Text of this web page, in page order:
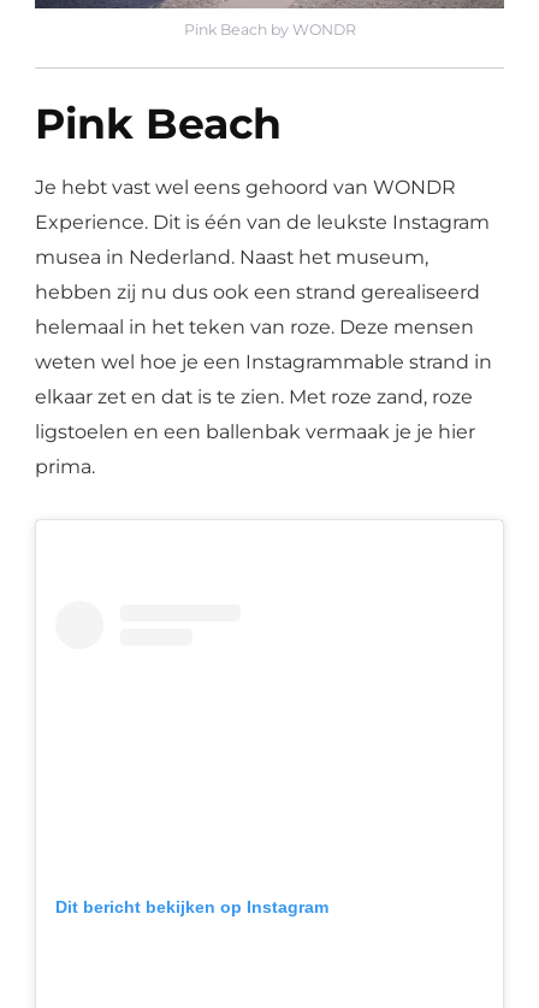
Pink Beach by WONDR
Pink Beach
Je hebt vast wel eens gehoord van WONDR
Experience. Dit is één van de leukste Instagram
musea in Nederland. Naast het museum,
hebben zij nu dus ook een strand gerealiseerd
helemaal in het teken van roze. Deze mensen
weten wel hoe je een Instagrammable strand in
elkaar zet en dat is te zien. Met roze zand, roze
ligstoelen en een ballenbak vermaak je je hier
prima.
Dit bericht bekijken op Instagram